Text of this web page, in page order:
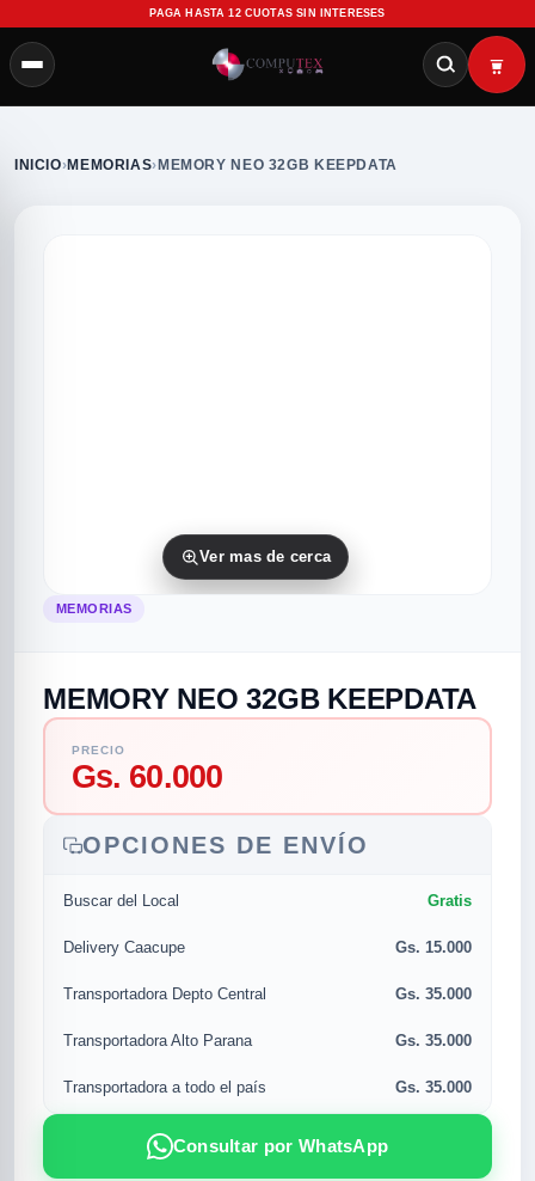
PAGA HASTA 12 CUOTAS SIN INTERESES
categorias
MUSICAL
POPULARES
INICIO›MEMORIAS› MEMORY NEO 32GB KEEPDATA
Ver mas de cerca
MEMORIAS
MEMORY NEO 32GB KEEPDATA
PRECIO
Gs. 60.000
OPCIONES DE ENVÍO
Buscar del Local Gratis
Delivery Caacupe Gs. 15.000
Transportadora Depto Central Gs. 35.000
Transportadora Alto Parana Gs. 35.000
Transportadora a todo el país Gs. 35.000
Consultar por WhatsApp